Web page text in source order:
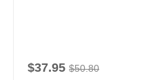
$37.95 $50.80